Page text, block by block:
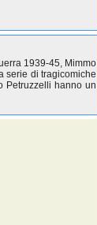
1939-45, Mimmo
serie di tragicomiche
Petruzzelli hanno un